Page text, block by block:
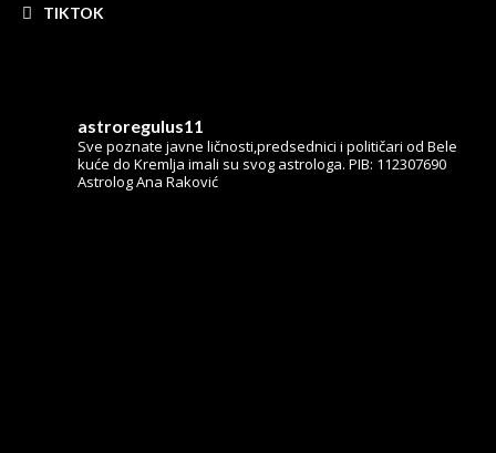
TIKTOK
astroregulus11
Sve poznate javne ličnosti,predsednici i političari od Bele
kuće do Kremlja imali su svog astrologa. PIB: 112307690
Astrolog Ana Raković